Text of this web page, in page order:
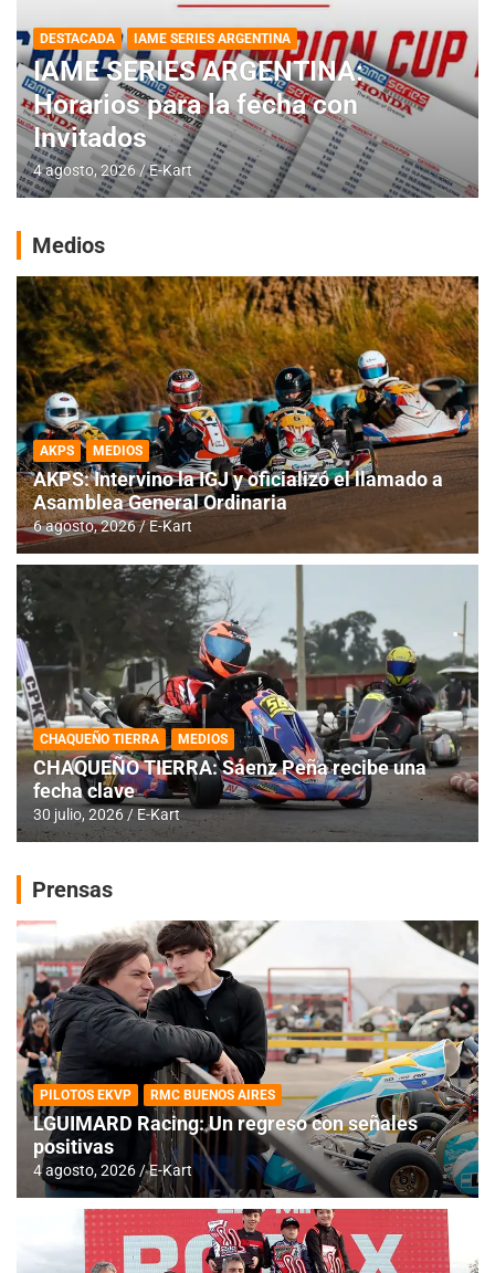
DESTACADA IAME SERIES ARGENTINA
IAME SERIES ARGENTINA:
Horarios para la fecha con
Invitados
4 agosto, 2026 E-Kart
Medios
AKPS MEDIOS
AKPS: Intervino la IGJ y oficializó el llamado a
Asamblea General Ordinaria
6 agosto, 2026 E-Kart
CHAQUEÑO TIERRA MEDIOS
CHAQUEÑO TIERRA: Sáenz Peña recibe una
fecha clave
30 julio, 2026 E-Kart
Prensas
PILOTOS EKVP RMC BUENOS AIRES
LGUIMARD Racing: Un regreso con señales
positivas
4 agosto, 2026 E-Kart